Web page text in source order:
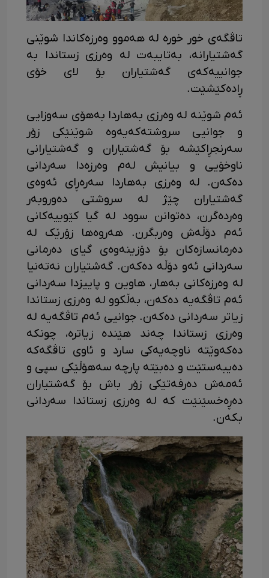
تاڤگەی خور خورە لە هەموو وەرزەکاندا شوێنی
گەشتیارانە، بەتایبەت لە وەرزی زستاندا بە
جوانییەکەی گەشتیاران بۆ لای خۆی
ڕادەکێشێت.
ئەم شوێنە لە وەرزی بەهاردا بەهۆی سەوزایی
و جوانیی سروشتەکەیەوە شوێنێکی زۆر
سەرنجڕاکێشە بۆ گەشتیاران و گەشتیارانی
ناوخۆیی و بیانیش لەم وەرزەدا سەردانی
دەکەن. لە وەرزی بەهاردا سەرەڕای ئەوەی
گەشتیاران چێژ لە سروشتی دەوروبەر
وەردەگرن، دەتوانن سوود لە گیا کێوییەکانی
ئەم دۆڵەش وەربگرن. هەروەها زۆرێک لە
دەرمانسازەکان بۆ دۆزینەوەی گیای دەرمانی
سەردانی ئەو دۆڵە دەکەن. گەشتیاران نەتەنیا
لە وەرزەکانی بەهار، هاوین و پاییزدا سەردانی
ئەم تاڤگەیە دەکەن، بەڵکوو لە وەرزی زستاندا
زیاتر سەردانی دەکەن. جوانیی ئەم تاڤگەیە لە
وەرزی زستاندا چەند هێندە زیاترە، چونکە
دەکەوێتە ناوچەیەکی سارد و ئاوی تاڤگەکە
دەیبەستێت و دەبێتە پارچە سەهۆڵێکی سپی و
ئەمەش دەرفەتێکی زۆر باش بۆ گەشتیاران
دەڕەخسێنێت کە لە وەرزی زستاندا سەردانی
بکەن.